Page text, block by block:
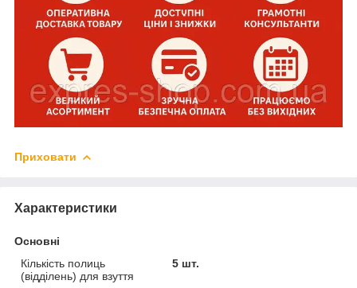
Приховати
Характеристики
Основні
Кількість полиць
(відділень) для взуття
5 шт.